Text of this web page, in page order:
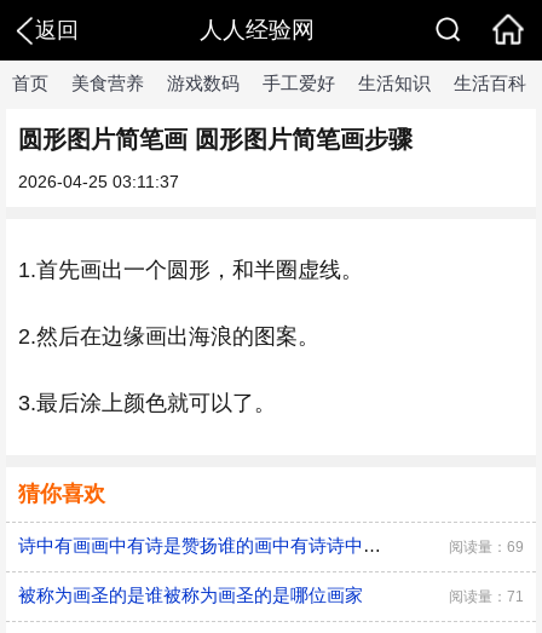
返回 人人经验网
首页 美食营养 游戏数码 手工爱好 生活知识 生活百科
圆形图片简笔画 圆形图片简笔画步骤
2026-04-25 03:11:37
1.首先画出一个圆形，和半圈虚线。
2.然后在边缘画出海浪的图案。
3.最后涂上颜色就可以了。
猜你喜欢
诗中有画画中有诗是赞扬谁的画中有诗诗中有画是哪位诗人 阅读量：69
被称为画圣的是谁被称为画圣的是哪位画家 阅读量：71